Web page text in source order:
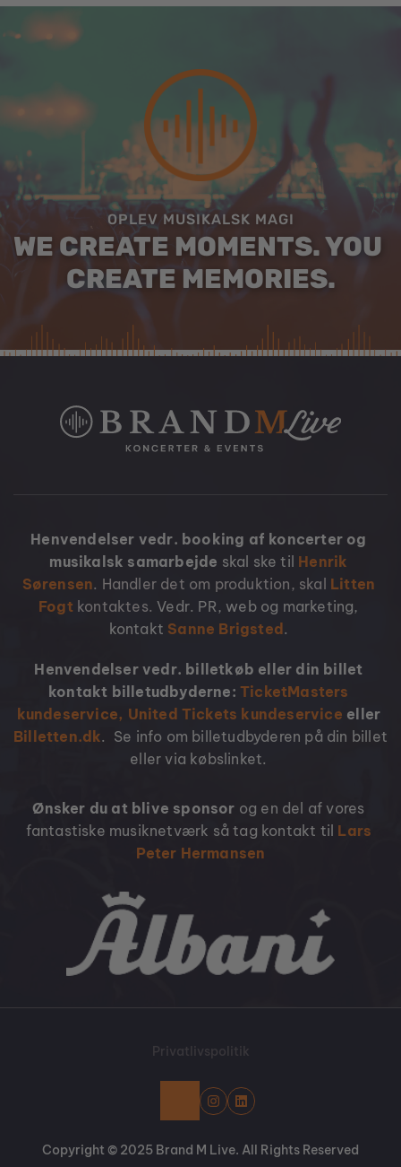
OPLEV MUSIKALSK MAGI
WE CREATE MOMENTS. YOU
CREATE MEMORIES.
Henvendelser vedr. booking af koncerter og
musikalsk samarbejde skal ske til Henrik
Sørensen. Handler det om produktion, skal Litten
Fogt kontaktes. Vedr. PR, web og marketing,
kontakt Sanne Brigsted.
Henvendelser vedr. billetkøb eller din billet
kontakt billetudbyderne: TicketMasters
kundeservice, United Tickets kundeservice
Billetten.dk.  Se info om billetudbyderen på din billet
eller via købslinket.
Ønsker du at blive sponsor og en del af vores
fantastiske musiknetværk så tag kontakt til Lars
Peter Hermansen
Privatlivspolitik
Copyright © 2025 Brand M Live. All Rights Reserved